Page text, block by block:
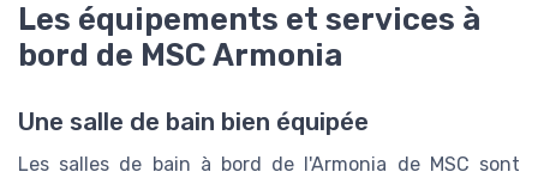
Les équipements et services à
bord de MSC Armonia
Une salle de bain bien équipée
Les salles de bain à bord de l'Armonia de MSC sont